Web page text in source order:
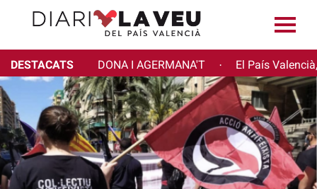
DESTACATS DONA I AGERMANA'T · El País